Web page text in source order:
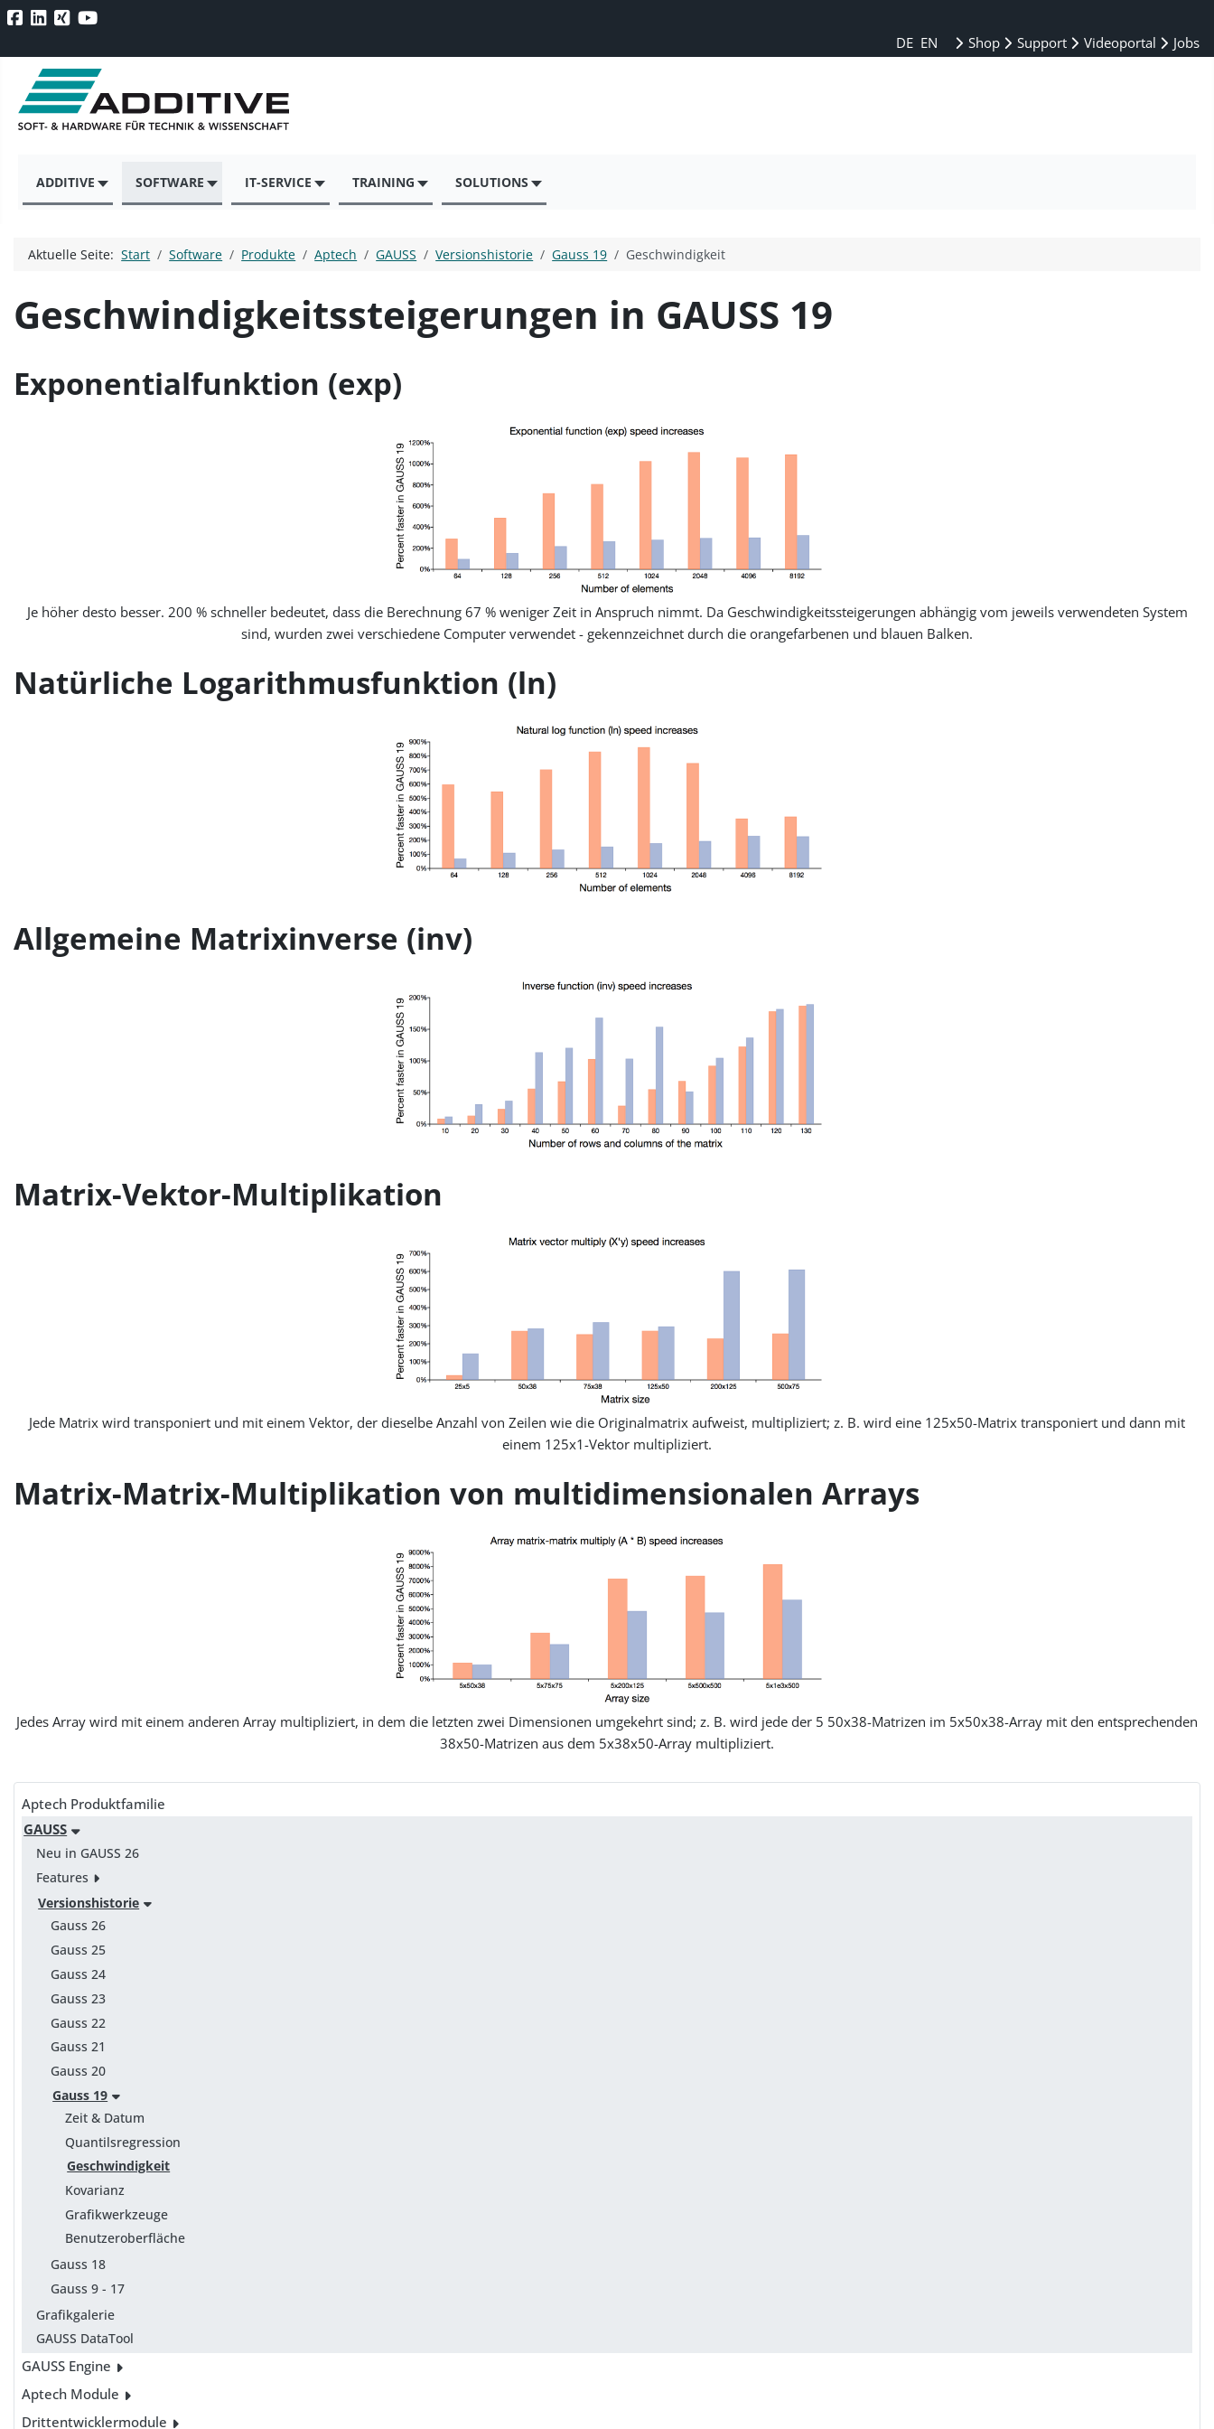
DE EN Shop Support Videoportal Jobs
ADDITIVE SOFTWARE IT-SERVICE TRAINING SOLUTIONS
Aptech Produktfamilie
GAUSS
Neu in GAUSS 26
Features
Versionshistorie
Gauss 26
Gauss 25
Gauss 24
Gauss 23
Gauss 22
Gauss 21
Gauss 20
Gauss 19
Zeit & Datum
Quantilsregression
Geschwindigkeit
Kovarianz
Grafikwerkzeuge
Benutzeroberfläche
Gauss 18
Gauss 9 - 17
Grafikgalerie
GAUSS DataTool
GAUSS Engine
Aptech Module
Drittentwicklermodule
Aktuelle Seite:Start Software Produkte Aptech GAUSS Versionshistorie Gauss 19 Geschwindigkeit
Geschwindigkeitssteigerungen in GAUSS 19
Exponentialfunktion (exp)
Je höher desto besser. 200 % schneller bedeutet, dass die Berechnung 67 % weniger Zeit in Anspruch nimmt. Da Geschwindigkeitssteigerungen abhängig vom jeweils verwendeten System
sind, wurden zwei verschiedene Computer verwendet - gekennzeichnet durch die orangefarbenen und blauen Balken.
Natürliche Logarithmusfunktion (ln)
Allgemeine Matrixinverse (inv)
Matrix-Vektor-Multiplikation
Jede Matrix wird transponiert und mit einem Vektor, der dieselbe Anzahl von Zeilen wie die Originalmatrix aufweist, multipliziert; z. B. wird eine 125x50-Matrix transponiert und dann mit
einem 125x1-Vektor multipliziert.
Matrix-Matrix-Multiplikation von multidimensionalen Arrays
Jedes Array wird mit einem anderen Array multipliziert, in dem die letzten zwei Dimensionen umgekehrt sind; z. B. wird jede der 5 50x38-Matrizen im 5x50x38-Array mit den entsprechenden
38x50-Matrizen aus dem 5x38x50-Array multipliziert.